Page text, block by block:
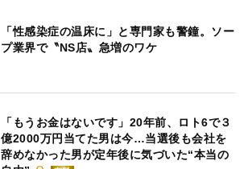
「性感染症の温床に」と専門家も警鐘。ソー
プ業界で〝NS店〟急増のワケ
「もうお金はないです」20年前、ロト6で３
億2000万円当てた男は今…当選後も会社を
辞めなかった男が定年後に気づいた“本当の